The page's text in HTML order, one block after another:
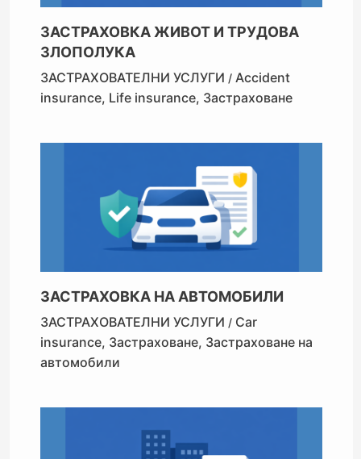
ЗАСТРАХОВКА ЖИВОТ И ТРУДОВА
ЗЛОПОЛУКА
ЗАСТРАХОВАТЕЛНИ УСЛУГИ / Accident
insurance, Life insurance, Застраховане
ЗАСТРАХОВКА НА АВТОМОБИЛИ
ЗАСТРАХОВАТЕЛНИ УСЛУГИ / Car
insurance, Застраховане, Застраховане на
автомобили